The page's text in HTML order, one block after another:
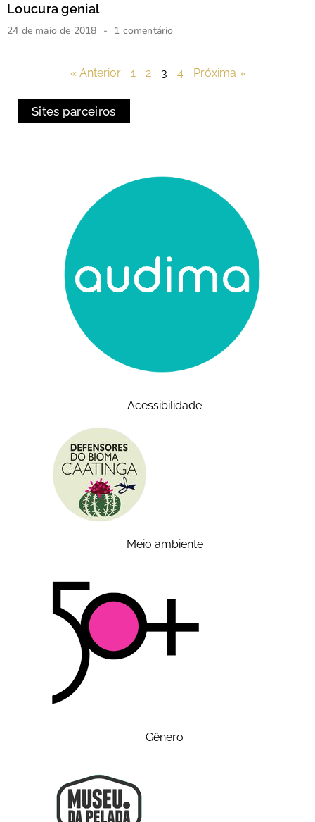
Loucura genial
24 de maio de 2018 1 comentário
« Anterior 1 2 3 4 Próxima »
Sites parceiros
Acessibilidade
Meio ambiente
Gênero